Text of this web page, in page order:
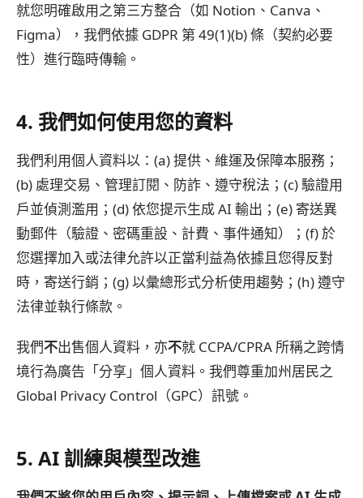
就您明確啟用之第三方整合（如 Notion、Canva、
Figma），我們依據 GDPR 第 49(1)(b) 條（契約必要
性）進行臨時傳輸。
4. 我們如何使用您的資料
我們利用個人資料以：(a) 提供、維運及保障本服務；
(b) 處理交易、管理訂閱、防詐、遵守稅法；(c) 驗證用
戶並偵測濫用；(d) 依您提示生成 AI 輸出；(e) 寄送異
動郵件（驗證、密碼重設、計費、事件通知）；(f) 於
您選擇加入或法律允許以正當利益為依據且您得反對
時，寄送行銷；(g) 以彙總形式分析使用趨勢；(h) 遵守
法律並執行條款。
我們不出售個人資料，亦不就 CCPA/CPRA 所稱之跨情
境行為廣告「分享」個人資料。我們尊重加州居民之
Global Privacy Control（GPC）訊號。
5. AI 訓練與模型改進